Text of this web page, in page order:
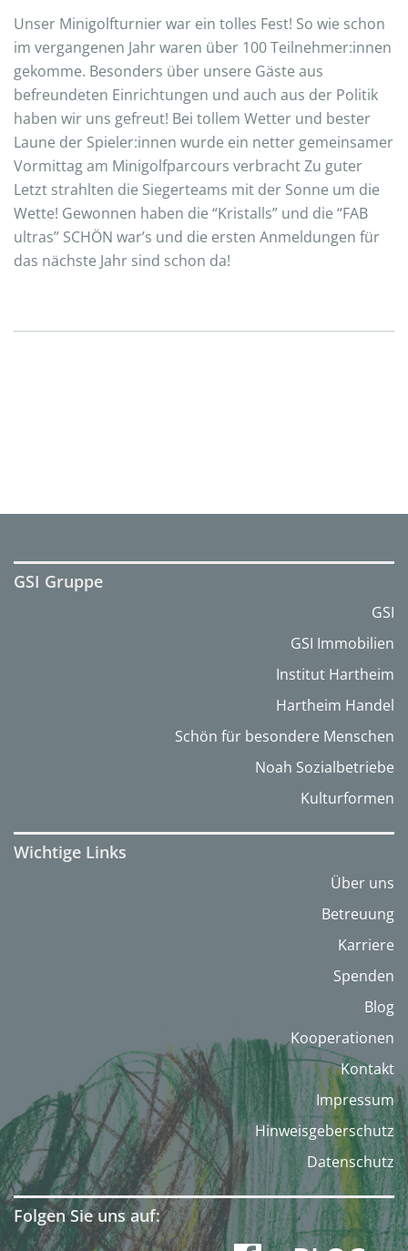
Unser Minigolfturnier war ein tolles Fest! So wie schon
im vergangenen Jahr waren über 100 Teilnehmer:innen
gekomme. Besonders über unsere Gäste aus
befreundeten Einrichtungen und auch aus der Politik
haben wir uns gefreut! Bei tollem Wetter und bester
Laune der Spieler:innen wurde ein netter gemeinsamer
Vormittag am Minigolfparcours verbracht Zu guter
Letzt strahlten die Siegerteams mit der Sonne um die
Wette! Gewonnen haben die “Kristalls” und die “FAB
ultras” SCHÖN war’s und die ersten Anmeldungen für
das nächste Jahr sind schon da!
GSI Gruppe
GSI
GSI Immobilien
Institut Hartheim
Hartheim Handel
Schön für besondere Menschen
Noah Sozialbetriebe
Kulturformen
Wichtige Links
Über uns
Betreuung
Karriere
Spenden
Blog
Kooperationen
Kontakt
Impressum
Hinweisgeberschutz
Datenschutz
Folgen Sie uns auf: